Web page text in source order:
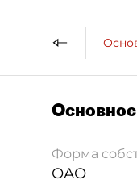
Основное
Форма
ОАО